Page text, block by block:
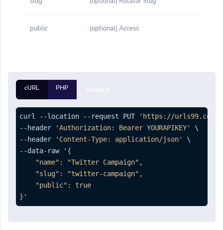
public (optional) Access
cURL PHP
curl --location --request PUT
'https://urls99.com/
--header
'Authorization: Bearer YOURAPIKEY'
\
--header
'Content-Type: application/json'
\
--data-raw
'{
    "name": "Twitter Campaign",
    "slug": "twitter-campaign",
    "public": true
}'